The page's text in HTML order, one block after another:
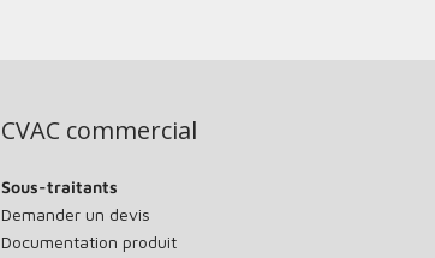
CVAC commercial
Sous-traitants
Demander un devis
Documentation produit